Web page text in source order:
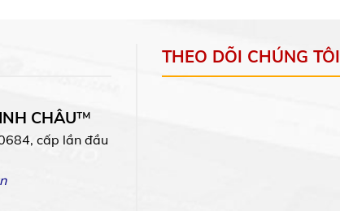
CHÂU™
cấp lần đầu
THEO DÕI CHÚNG TÔI